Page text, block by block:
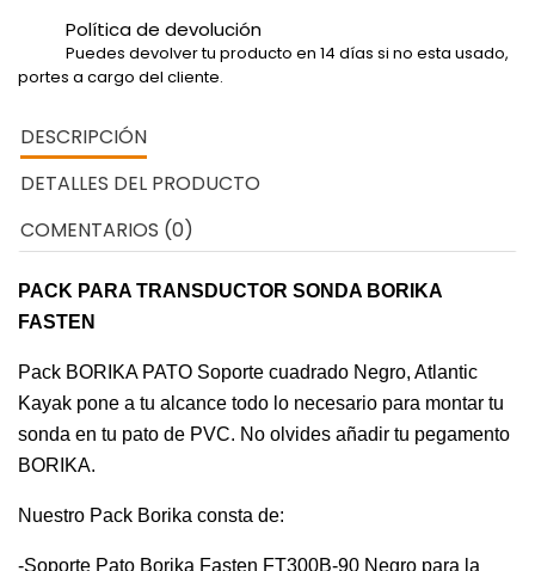
Política de devolución
Puedes devolver tu producto en 14 días si no esta usado,
portes a cargo del cliente.
DESCRIPCIÓN
DETALLES DEL PRODUCTO
COMENTARIOS (0)
PACK PARA TRANSDUCTOR SONDA BORIKA
FASTEN
Pack BORIKA PATO Soporte cuadrado Negro, Atlantic
Kayak pone a tu alcance todo lo necesario para montar tu
sonda en tu pato de PVC. No olvides añadir tu pegamento
BORIKA.
Nuestro Pack Borika consta de:
-Soporte Pato Borika Fasten FT300B-90 Negro para la